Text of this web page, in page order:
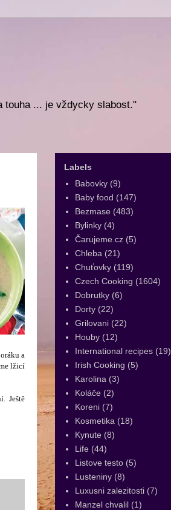
touha ... je vždycky slabost."
a
lžicí
Ještě
Labels
Babovky (9)
Baby food (147)
Bezmase (483)
Bylinky (4)
Čarujeme.cz (5)
Chleba (21)
Chuťovky (119)
Czech Cooking (1604)
Dobrutky (6)
Dorty (22)
Grilovani (22)
Houby (12)
International recipes (19)
Irish Cooking (5)
Karolina (3)
Koláče (2)
Koreni (7)
Kosmetika (18)
Kynute (8)
Life (44)
Listove testo (5)
Lusteniny (8)
Luxusni zalezitosti (7)
Manzel chvalil (1)